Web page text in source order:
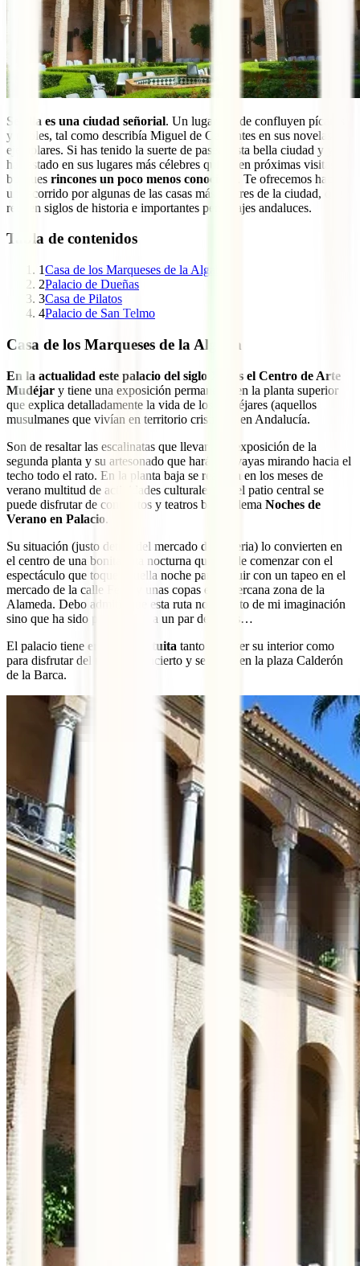
Sevilla es una ciudad señorial. Un lugar donde confluyen pícaros
y nobles, tal como describía Miguel de Cervantes en sus novelas
ejemplares. Si has tenido la suerte de pasear esta bella ciudad y ya
has estado en sus lugares más célebres quizás en próximas visitas
busques rincones un poco menos conocidos
. Te ofrecemos hacer
un recorrido por algunas de las casas más ilustres de la ciudad, que
reúnen siglos de historia e importantes personajes andaluces.
Tabla de contenidos
1Casa de los Marqueses de la Algaba
2Palacio de Dueñas
3Casa de Pilatos
4Palacio de San Telmo
Casa de los Marqueses de la Algaba
En la actualidad este palacio del siglo XV es el Centro de Arte
Mudéjar y tiene una exposición permanente en la planta superior
que explica detalladamente la vida de los mudéjares (aquellos
musulmanes que vivían en territorio cristiano) en Andalucía.
Son de resaltar las escalinatas que llevan a la exposición de la
segunda planta y su artesonado que hará que vayas mirando hacia el
techo todo el rato. En la planta baja se realizan en los meses de
verano multitud de actividades culturales. En el patio central se
puede disfrutar de conciertos y teatros bajo el lema Noches de
Verano en Palacio.
Su situación (justo detrás del mercado de la Feria) lo convierten en
el centro de una bonita ruta nocturna que puede comenzar con el
espectáculo que toque aquella noche para seguir con un tapeo en el
mercado de la calle Feria y unas copas en la cercana zona de la
Alameda. Debo admitir que esta ruta no es fruto de mi imaginación
sino que ha sido practicada ya un par de veces…
El palacio tiene entrada gratuita tanto para ver su interior como
para disfrutar del teatro o concierto y se ubica en la plaza Calderón
de la Barca.